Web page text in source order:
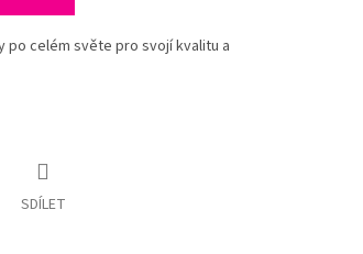
po celém světe pro svojí kvalitu a
SDÍLET